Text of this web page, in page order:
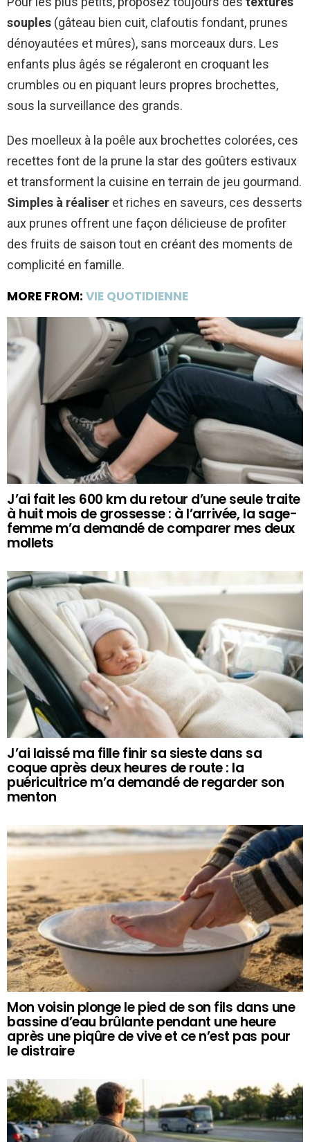
souples (gâteau bien cuit, clafoutis fondant, prunes
dénoyautées et mûres), sans morceaux durs. Les
enfants plus âgés se régaleront en croquant les
crumbles ou en piquant leurs propres brochettes,
sous la surveillance des grands.
Des moelleux à la poêle aux brochettes colorées, ces
recettes font de la prune la star des goûters estivaux
et transforment la cuisine en terrain de jeu gourmand.
Simples à réaliser et riches en saveurs, ces desserts
aux prunes offrent une façon délicieuse de profiter
des fruits de saison tout en créant des moments de
complicité en famille.
MORE FROM: VIE QUOTIDIENNE
J’ai fait les 600 km du retour d’une seule traite
à huit mois de grossesse : à l’arrivée, la sage-
femme m’a demandé de comparer mes deux
mollets
J’ai laissé ma fille finir sa sieste dans sa
coque après deux heures de route : la
puéricultrice m’a demandé de regarder son
menton
Mon voisin plonge le pied de son fils dans une
bassine d’eau brûlante pendant une heure
après une piqûre de vive et ce n’est pas pour
le distraire